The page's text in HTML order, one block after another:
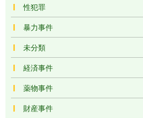
性犯罪
暴力事件
未分類
経済事件
薬物事件
財産事件